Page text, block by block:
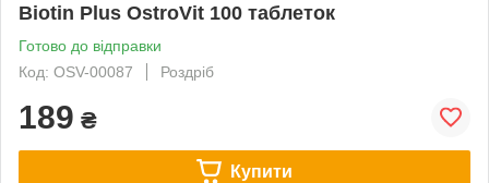
Biotin Plus OstroVit 100 таблеток
Готово до відправки
Код: OSV-00087
Роздріб
189 ₴
Купити